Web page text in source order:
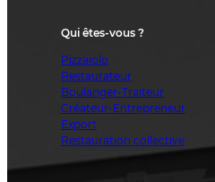
Qui êtes-vous ?
Pizzaiolo
Restaurateur
Boulanger-Traiteur
Créateur-Entrepreneur
Export
Restauration collective